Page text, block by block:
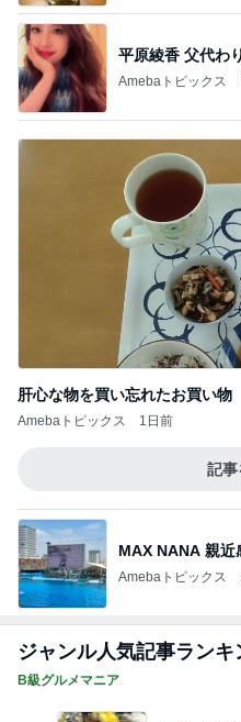
平原綾香 父代わ
Amebaトピックス
肝心な物を買い忘れたお買い物
Amebaトピックス 1日前
記事
MAX NANA 親近
Amebaトピックス
ジャンル人気記事ランキ
B級グルメマニア